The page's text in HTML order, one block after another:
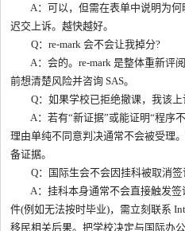
A：可以，但需在表单中说明为何
迟交上诉。越快越好。
Q：re-mark 会不会让我掉分?
A：会的。re-mark 是整体重新评
前想清楚风险并咨询 SAS。
Q：如果学校已拒绝撤课，我该上
A：若有“新证据”或能证明“程序
理由单纯不同意判决通常不会被受理
备证据。
Q：国际生会不会因挂科被取消签
A：挂科本身通常不会直接触发签
件(例如无法按时毕业)，需立刻联系
移民相关后果。把学校决定与国际办